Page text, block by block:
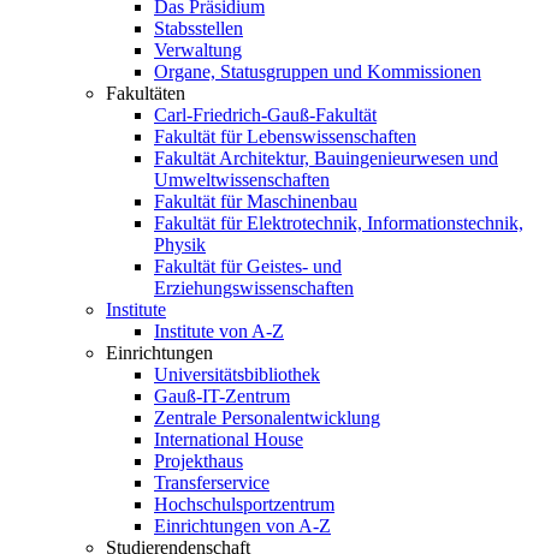
Das Präsidium
Stabsstellen
Verwaltung
Organe, Statusgruppen und Kommissionen
Fakultäten
Carl-Friedrich-Gauß-Fakultät
Fakultät für Lebenswissenschaften
Fakultät Architektur, Bauingenieurwesen und
Umweltwissenschaften
Fakultät für Maschinenbau
Fakultät für Elektrotechnik, Informationstechnik,
Physik
Fakultät für Geistes- und
Erziehungswissenschaften
Institute
Institute von A-Z
Einrichtungen
Universitätsbibliothek
Gauß-IT-Zentrum
Zentrale Personalentwicklung
International House
Projekthaus
Transferservice
Hochschulsportzentrum
Einrichtungen von A-Z
Studierendenschaft